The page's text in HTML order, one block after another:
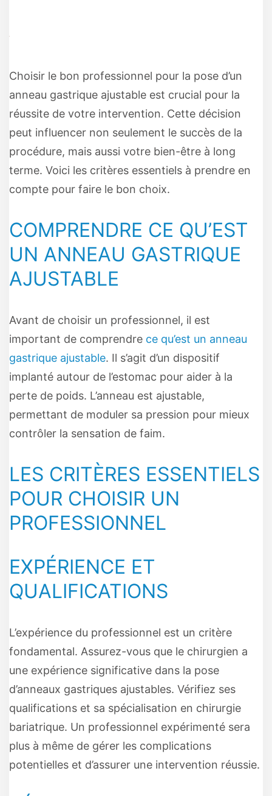
Choisir le bon professionnel pour la pose d’un
anneau gastrique ajustable est crucial pour la
réussite de votre intervention. Cette décision
peut influencer non seulement le succès de la
procédure, mais aussi votre bien-être à long
terme. Voici les critères essentiels à prendre en
compte pour faire le bon choix.
COMPRENDRE CE QU’EST
UN ANNEAU GASTRIQUE
AJUSTABLE
Avant de choisir un professionnel, il est
important de comprendre ce qu’est un anneau
gastrique ajustable. Il s’agit d’un dispositif
implanté autour de l’estomac pour aider à la
perte de poids. L’anneau est ajustable,
permettant de moduler sa pression pour mieux
contrôler la sensation de faim.
LES CRITÈRES ESSENTIELS
POUR CHOISIR UN
PROFESSIONNEL
EXPÉRIENCE ET
QUALIFICATIONS
L’expérience du professionnel est un critère
fondamental. Assurez-vous que le chirurgien a
une expérience significative dans la pose
d’anneaux gastriques ajustables. Vérifiez ses
qualifications et sa spécialisation en chirurgie
bariatrique. Un professionnel expérimenté sera
plus à même de gérer les complications
potentielles et d’assurer une intervention réussie.